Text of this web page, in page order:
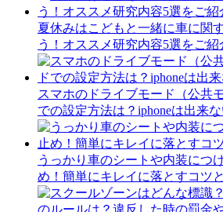
夏休みはこどもと一緒に車に関
う！オススメ研究内容5選をご紹
スマホのドライブモード（公共
での設定方法は？iphoneは出来な
うっかり車のシートや内装につ
め！簡単にキレイに落とすコツ